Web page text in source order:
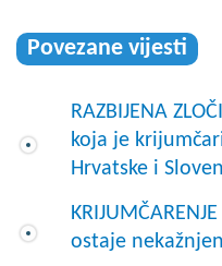
Povezane vijesti
RAZBIJENA
koja je
Hrvatske i
ostaje nekažnjen